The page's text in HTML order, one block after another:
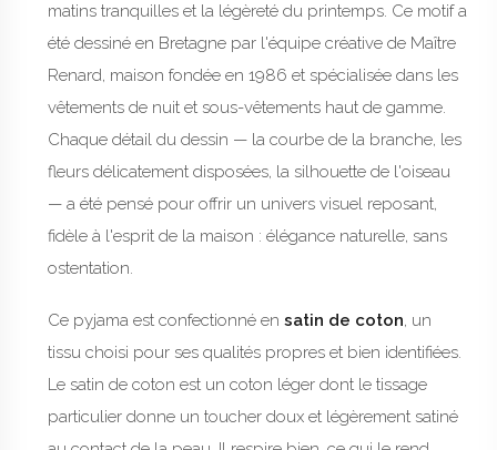
matins tranquilles et la légèreté du printemps. Ce motif a
été dessiné en Bretagne par l'équipe créative de Maître
Renard, maison fondée en 1986 et spécialisée dans les
vêtements de nuit et sous-vêtements haut de gamme.
Chaque détail du dessin — la courbe de la branche, les
fleurs délicatement disposées, la silhouette de l'oiseau
— a été pensé pour offrir un univers visuel reposant,
fidèle à l'esprit de la maison : élégance naturelle, sans
ostentation.
Ce pyjama est confectionné en satin de coton, un
tissu choisi pour ses qualités propres et bien identifiées.
Le satin de coton est un coton léger dont le tissage
particulier donne un toucher doux et légèrement satiné